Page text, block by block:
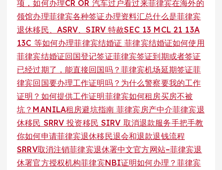
项，如何办理CR OR 汽车过户看过来菲律宾在海外的
领馆办理菲律宾各种签证办理资料汇总什么是菲律宾
退休移民、ASRV、SIRV 特赦SEC 13 MCL 21 13A
13C 等如何办理菲律宾结婚证 菲律宾结婚证如何使用
菲律宾结婚证回国登记签证菲律宾签证到期或者签证
已经过期了，能直接回国吗？菲律宾机场延期签证菲
律宾回国要办理工作证明吗？为什么警察要我的工作
证明？如何提供工作证明菲律宾如何租房买房不被
坑？MANILA租房避坑指南 菲律宾房产中介菲律宾退
休移民 SRRV 投资移民 SIRV 取消退款服务手把手教
你如何申请菲律宾退休移民退会和退款退钱流程
SRRV取消注销菲律宾退休署中文官方网站–菲律宾退
休署官方授权机构菲律宾NBI证明如何办理？菲律宾